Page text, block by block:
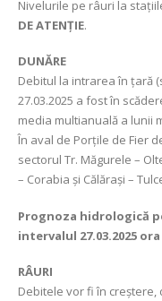
Nivelurile pe râuri la
DE ATENȚIE.
DUNĂRE
Debitul la intrarea în țară
27.03.2025 a fost în
media multianuală a lunii
În aval de Porțile de Fier
sectorul Tr. Măgurele –
– Corabia și Călărași –
Prognoza hidrologică
intervalul 27.03.2025
RÂURI
Debitele vor fi în